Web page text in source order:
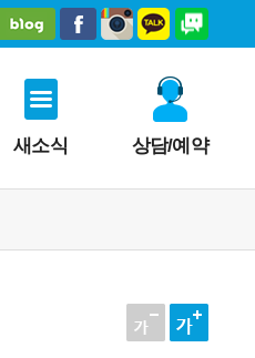
네이버블로그
페이스북인스타그램카카오톡
새소식 상담/예약